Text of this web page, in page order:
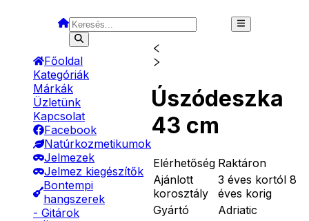
Főoldal
Kategóriák
Márkák
Üzletünk
Kapcsolat
Facebook
Natúrkozmetikumok
Jelmezek
Jelmez kiegészítők
Bontempi
hangszerek
- Gitárok
Úszódeszka
43 cm
Elérhetőség Raktáron
Ajánlott
korosztály
3 éves kortól 8
éves korig
Gyártó
Adriatic